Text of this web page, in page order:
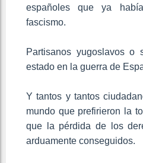
españoles que ya
fascismo.
Partisanos yugoslavos o
estado en la guerra de
Y tantos y tantos
mundo que prefirieron la
que la pérdida de los
arduamente conseguidos.